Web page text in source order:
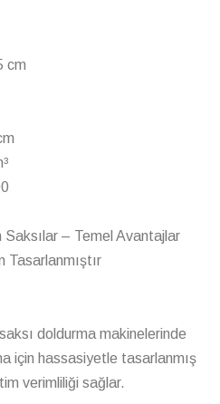
cm
– Temel Avantajlar
Tasarlanmıştır
doldurma makinelerinde
için hassasiyetle tasarlanmış
verimliliği sağlar.